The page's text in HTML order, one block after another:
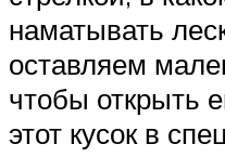
наматывать
оставляем
чтобы открыть
этот кусок в